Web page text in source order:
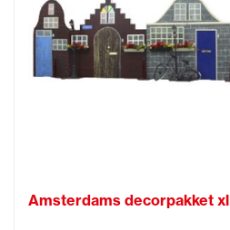
Amsterdams decorpakket xl